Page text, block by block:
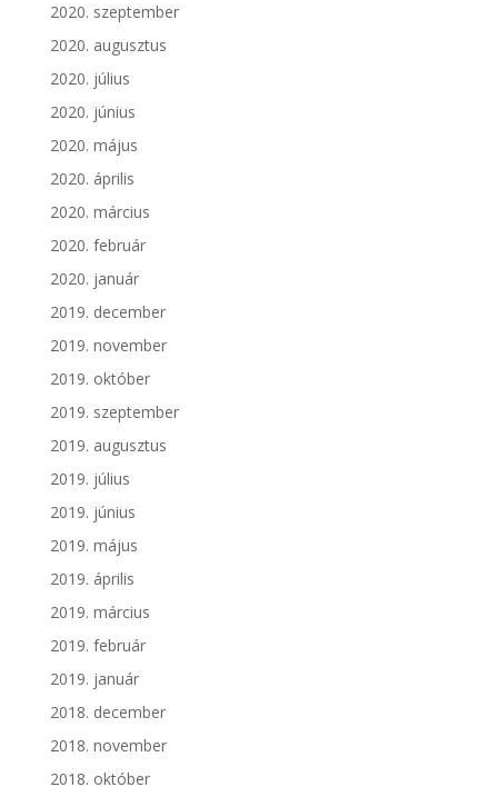
2020. szeptember
2020. augusztus
2020. július
2020. június
2020. május
2020. április
2020. március
2020. február
2020. január
2019. december
2019. november
2019. október
2019. szeptember
2019. augusztus
2019. július
2019. június
2019. május
2019. április
2019. március
2019. február
2019. január
2018. december
2018. november
2018. október